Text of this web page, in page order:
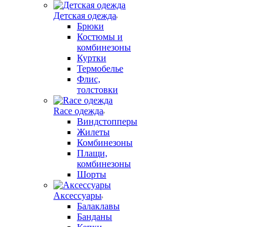
Детская одежда
Брюки
Костюмы и
комбинезоны
Куртки
Термобелье
Флис,
толстовки
Race одежда
Виндстопперы
Жилеты
Комбинезоны
Плащи,
комбинезоны
Шорты
Аксессуары
Балаклавы
Банданы